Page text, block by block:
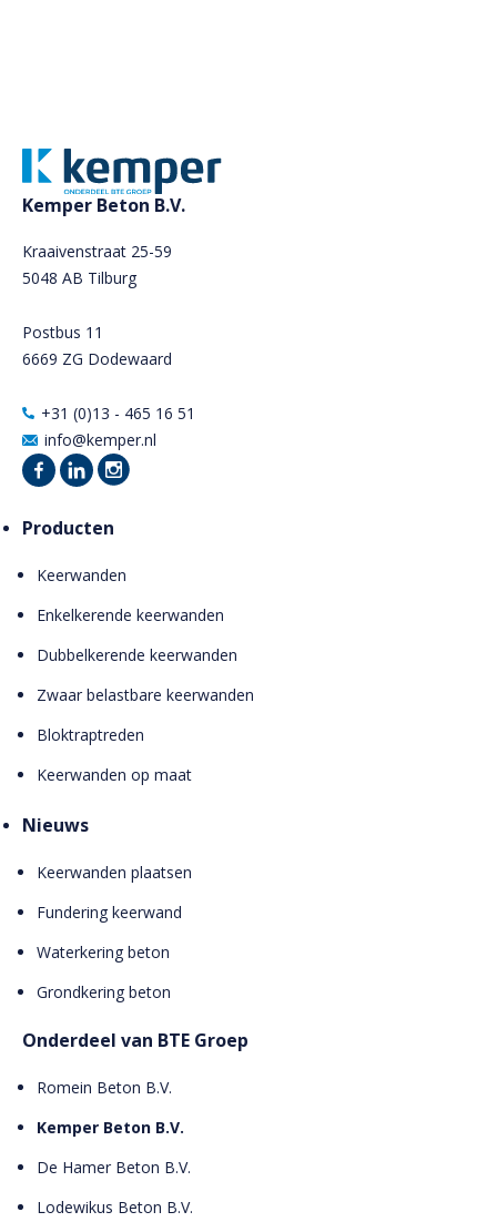
Kemper Beton B.V.
Kraaivenstraat 25-59
5048 AB Tilburg
Postbus 11
6669 ZG Dodewaard
+31 (0)13 - 465 16 51
info@kemper.nl
Producten
Keerwanden
Enkelkerende keerwanden
Dubbelkerende keerwanden
Zwaar belastbare keerwanden
Bloktraptreden
Keerwanden op maat
Nieuws
Keerwanden plaatsen
Fundering keerwand
Waterkering beton
Grondkering beton
Onderdeel van BTE Groep
Romein Beton B.V.
Kemper Beton B.V.
De Hamer Beton B.V.
Lodewikus Beton B.V.